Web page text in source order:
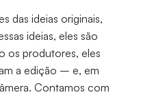
das ideias originais,
ideias, eles são
os produtores, eles
a edição – e, em
Contamos com